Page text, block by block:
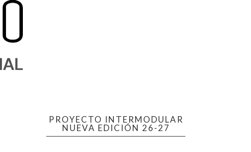
PROYECTO INTERMODULAR
NUEVA EDICIÓN 26-27